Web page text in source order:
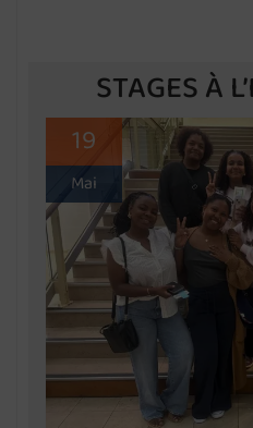
STAGES À
19
Mai